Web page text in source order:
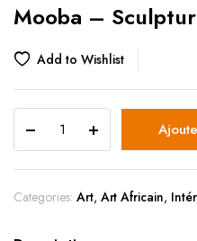
Mooba –
Add to Wishlist
Categories: Art, Art Africain,